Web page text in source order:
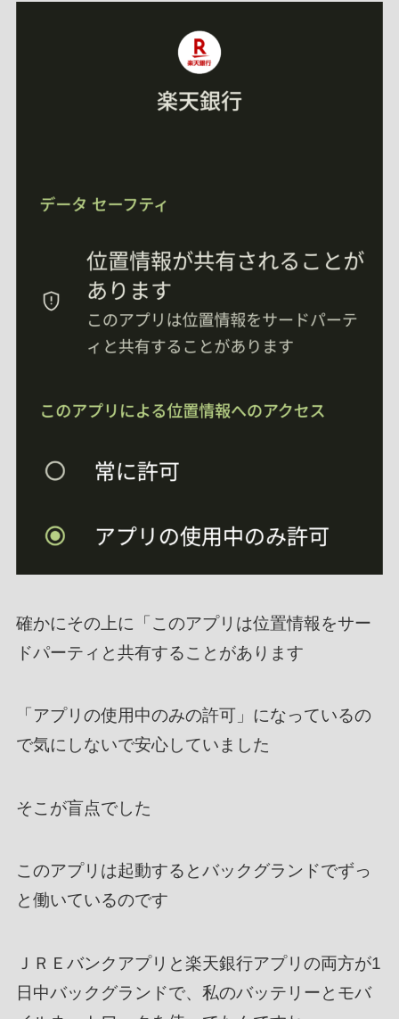
確かにその上に「このアプリは位置情報をサー
ドパーティと共有することがあります
「アプリの使用中のみの許可」になっているの
で気にしないで安心していました
そこが盲点でした
このアプリは起動するとバックグランドでずっ
と働いているのです
ＪＲＥバンクアプリと楽天銀行アプリの両方が1
日中バックグランドで、私のバッテリーとモバ